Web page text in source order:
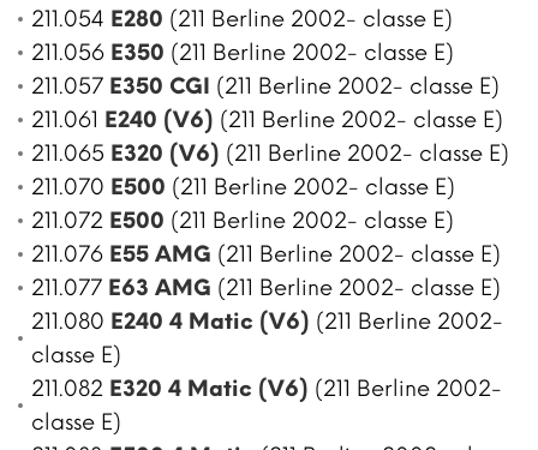
211.054 E280 (211 Berline 2002- classe E)
211.056 E350 (211 Berline 2002- classe E)
211.057 E350 CGI (211 Berline 2002- classe E)
211.061 E240 (V6) (211 Berline 2002- classe E)
211.065 E320 (V6) (211 Berline 2002- classe E)
211.070 E500 (211 Berline 2002- classe E)
211.072 E500 (211 Berline 2002- classe E)
211.076 E55 AMG (211 Berline 2002- classe E)
211.077 E63 AMG (211 Berline 2002- classe E)
211.080 E240 4 Matic (V6) (211 Berline 2002-
classe E)
211.082 E320 4 Matic (V6) (211 Berline 2002-
classe E)